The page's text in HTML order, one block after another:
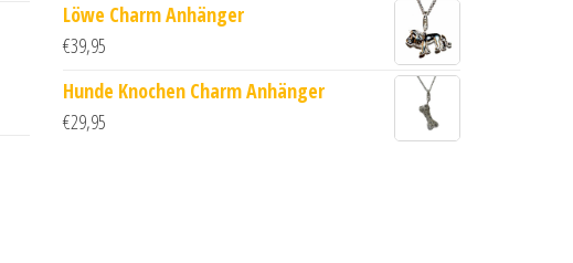
Löwe Charm Anhänger
€39,95
Hunde Knochen Charm Anhänger
€29,95